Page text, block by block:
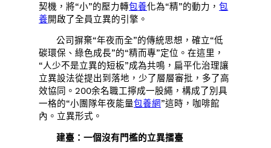
契機，將“小”的壓力轉包養化為“精”的動力，包
養開啟了全員立異的引擎。
公司摒棄“年夜而全”的傳統思想，確立“低
碳環保、綠色成長”的“精而專”定位。在這里，
“人少不是立異的短板”成為共鳴，扁平化治理讓
立異設法從提出到落地，少了層層審批，多了高
效協同。200余名職工擰成一股繩，構成了別具
一格的“小團隊年夜能量包養網”這時，咖啡館
內。立異形式。
建臺：一個沒有門檻的立異擂臺